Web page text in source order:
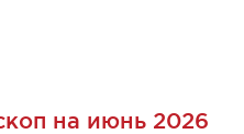
на июнь 2026